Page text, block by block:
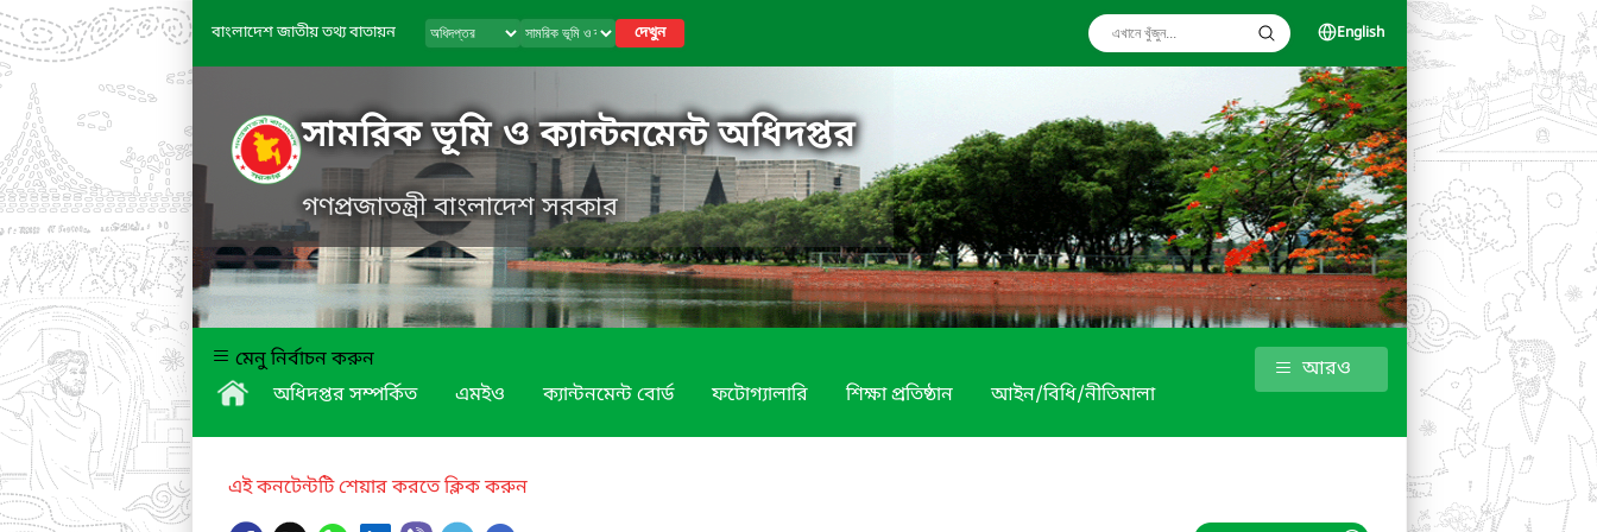
বাংলাদেশ জাতীয় তথ্য বাতায়ন দেখুন English
সামরিক ভূমি ও ক্যান্টনমেন্ট অধিদপ্তর
গণপ্রজাতন্ত্রী বাংলাদেশ সরকার
মেনু নির্বাচন করুন
অধিদপ্তর সম্পর্কিত
এমইও ক্যান্টনমেন্ট বোর্ড ফটোগ্যালারি শিক্ষা প্রতিষ্ঠান আইন/বিধি/নীতিমালা
আরও
এই কনটেন্টটি শেয়ার করতে ক্লিক করুন